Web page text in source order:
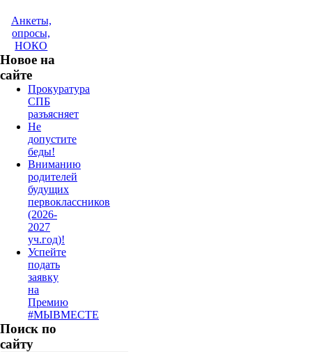
Анкеты,
опросы,
НОКО
Новое на
сайте
Прокуратура
СПБ
разъясняет
Не
допустите
беды!
Вниманию
родителей
будущих
первоклассников
(2026-
2027
уч.год)!
Успейте
подать
заявку
на
Премию
#МЫВМЕСТЕ
Поиск по
сайту